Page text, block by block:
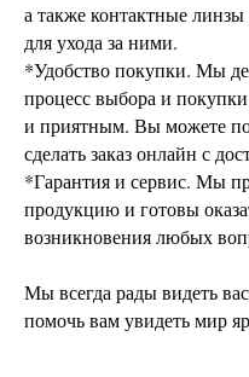
а также контактные
для ухода за ними.
*Удобство покупки. Мы
процесс выбора и
и приятным. Вы можете
сделать заказ онлайн с
*Гарантия и сервис. Мы
продукцию и готовы
возникновения любых
Мы всегда рады видеть
помочь вам увидеть мир